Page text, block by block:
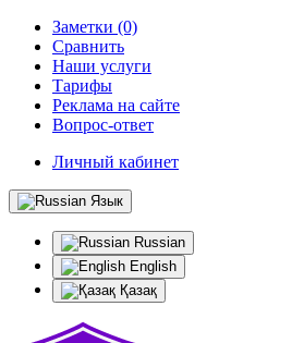
Заметки (0)
Сравнить
Наши услуги
Тарифы
Реклама на сайте
Вопрос-ответ
Личный кабинет
Язык
Russian
English
Қазақ